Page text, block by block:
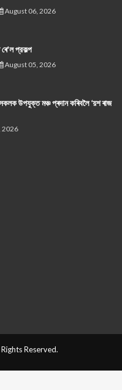
August 06, 2026
ৰে'ল প্রকল্প
August 05, 2026
উপযুক্ত মঞ্চ প্ৰদান কৰিবলৈ ‘য়শ ৰাজ
2026
Reserved.